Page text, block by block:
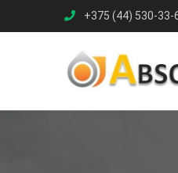
to
+375 (44) 530-33-